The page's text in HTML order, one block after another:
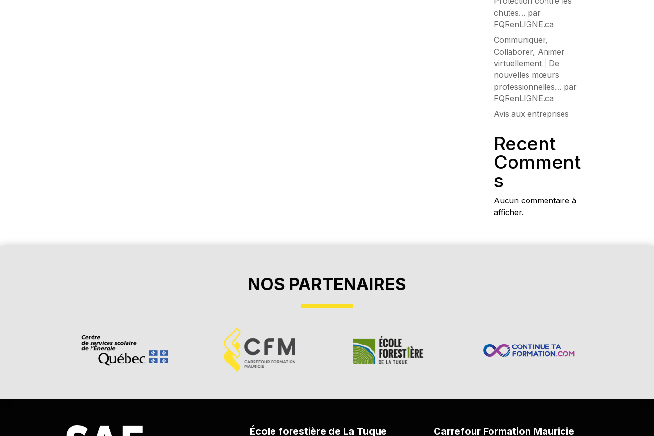
chutes… par
FQRenLIGNE.ca
Communiquer,
Collaborer, Animer
virtuellement | De
nouvelles mœurs
professionnelles… par
FQRenLIGNE.ca
Avis aux entreprises
Recent
Comment
s
Aucun commentaire à
afficher.
NOS PARTENAIRES
École forestière de La Tuque Carrefour Formation Mauricie